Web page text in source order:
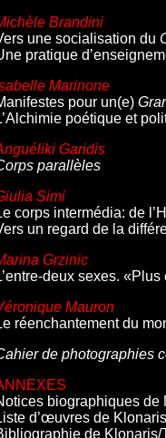
Brandini
une socialisation du
pratique
Marinone
pour un(e)
poétique et
Garidis
parallèles
Simi
corps intermédia: de
un regard de la
Grzinic
deux sexes.
Mauron
réenchantement du
de photographies
biographiques de
d’œuvres de
de